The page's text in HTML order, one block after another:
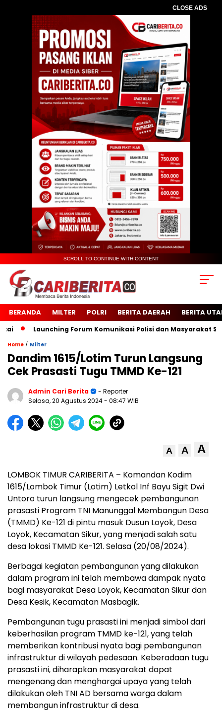
CLOSE ADS
SCROLL TO CONTINUE WITH CONTENT
BERANDA MILTER POLRI BERITA DAERAH BERITA
Launching Forum Komunikasi Polisi dan Masyarakat
Home / Milter
Dandim 1615/Lotim Turun Langsung
Cek Prasasti Tugu TMMD Ke-121
Admin Cari Berita
- Reporter
Selasa, 20 Agustus 2024- 08:47 WIB
A A A
LOMBOK TIMUR CARIBERITA – Komandan Kodim
1615/Lombok Timur (Lotim) Letkol Inf Bayu Sigit Dwi
Untoro turun langsung mengecek pembangunan
prasasti Program TNI Manunggal Membangun Desa
(TMMD) Ke-121 di pintu masuk Dusun Loyok, Desa
Loyok, Kecamatan Sikur, yang menjadi salah satu
desa lokasi TMMD Ke-121. Selasa (20/08/2024).
Berbagai kegiatan pembangunan yang dilakukan
dalam program ini telah membawa dampak nyata
bagi masyarakat Desa Loyok, Kecamatan Sikur dan
Desa Kesik, Kecamatan Masbagik.
Pembangunan tugu prasasti ini menjadi simbol dari
keberhasilan program TMMD ke-121, yang telah
memberikan kontribusi nyata bagi pembangunan
infrastruktur di wilayah pedesaan. Keberadaan tugu
prasasti ini, diharapkan masyarakat dapat
mengenang dan menghargai upaya yang telah
dilakukan oleh TNI AD bersama warga dalam
membangun infrastruktur di desa.